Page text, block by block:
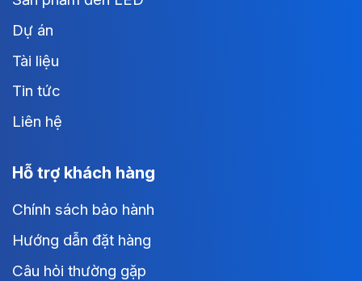
Dự án
Tài liệu
Tin tức
Liên hệ
Hỗ trợ khách hàng
Chính sách bảo hành
Hướng dẫn đặt hàng
Câu hỏi thường gặp